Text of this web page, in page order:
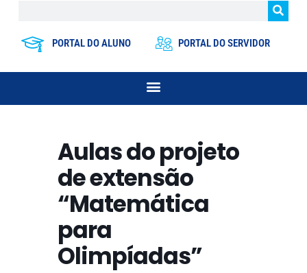
PORTAL DO ALUNO PORTAL DO SERVIDOR
Aulas do projeto
de extensão
“Matemática
para
Olimpíadas”